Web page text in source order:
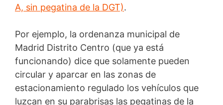
A, sin pegatina de la DGT).
Por ejemplo, la ordenanza municipal de
Madrid Distrito Centro (que ya está
funcionando) dice que solamente pueden
circular y aparcar en las zonas de
estacionamiento regulado los vehículos que
luzcan en su parabrisas las pegatinas de la